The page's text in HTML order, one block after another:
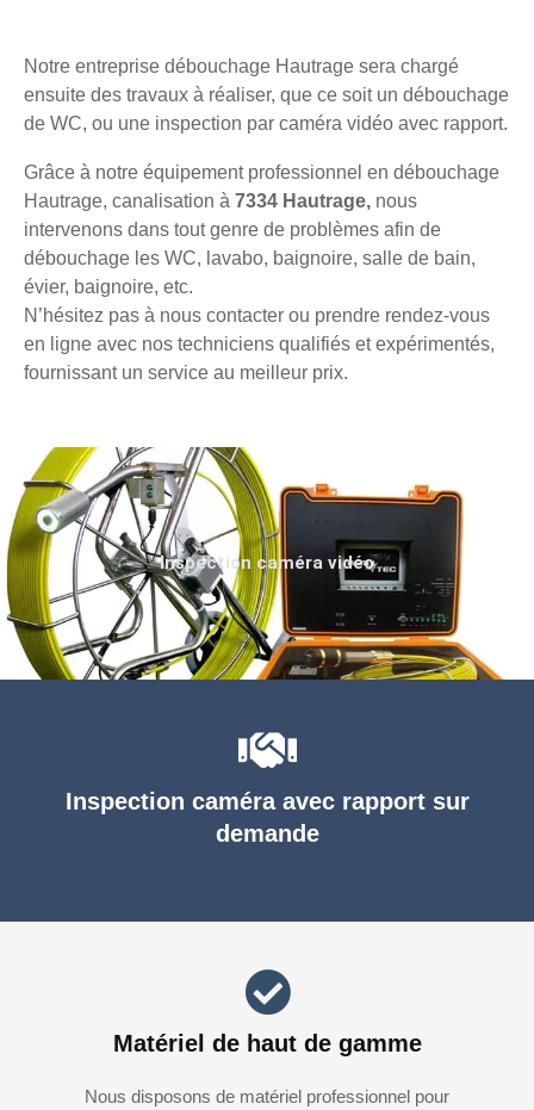
Notre entreprise débouchage Hautrage sera chargé
ensuite des travaux à réaliser, que ce soit un débouchage
de WC, ou une inspection par caméra vidéo avec rapport.
Grâce à notre équipement professionnel en débouchage
Hautrage, canalisation à 7334 Hautrage, nous
intervenons dans tout genre de problèmes afin de
débouchage les WC, lavabo, baignoire, salle de bain,
évier, baignoire, etc.
N’hésitez pas à nous contacter ou prendre rendez-vous
en ligne avec nos techniciens qualifiés et expérimentés,
fournissant un service au meilleur prix.
Inspection caméra avec rapport sur
demande
Matériel de haut de gamme
Nous disposons de matériel professionnel pour
Inspection caméra vidéo